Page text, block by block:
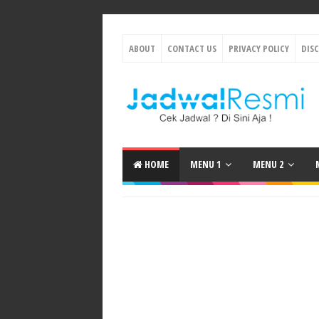
ABOUT CONTACT US PRIVACY POLICY
HOME MENU 1 MENU 2